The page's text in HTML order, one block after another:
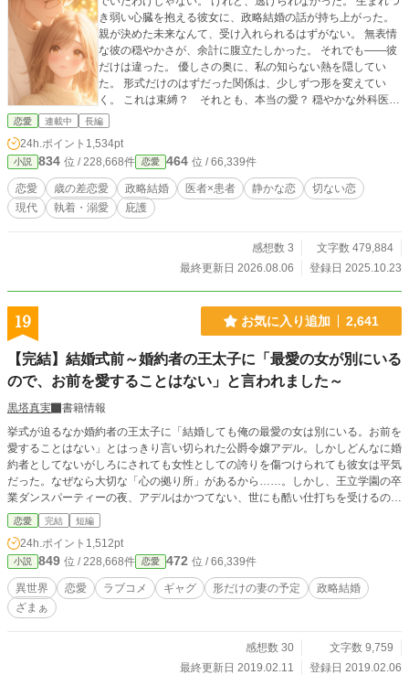
き弱い心臓を抱える彼女に、政略結婚の話が持ち上がった。
親が決めた未来なんて、受け入れられるはずがない。 無表情
な彼の穏やかさが、余計に腹立たしかった。 それでも――彼
だけは違った。 優しさの奥に、私の知らない熱を隠してい
た。 形式だけのはずだった関係は、少しずつ形を変えてい
く。 これは束縛？ それとも、本当の愛？ 穏やかな外科医に
包まれていく、静かで深い恋の物語。 ※この物語はフィクシ
架空であり、実在のものとは一切関係ありません。
恋愛 連載中 長編
24h.ポイント 1,534pt
小説 834 位 / 228,668件 恋愛 464 位 / 66,339件
恋愛 歳の差恋愛 政略結婚 医者×患者 静かな恋
切ない恋
現代
執着・溺愛 庇護
感想数 3
文字数 479,884
最終更新日 2026.08.06
登録日 2025.10.23
19 お気に入り追加 2,641
【完結】結婚式前～婚約者の王太子に「最愛の女が別にいる
ので、お前を愛することはない」と言われました～
黒塔真実
書籍情報
挙式が迫るなか婚約者の王太子に「結婚しても俺の最愛の女は別にいる。お前を
愛することはない」とはっきり言い切られた公爵令嬢アデル。しかしどんなに婚
約者としてないがしろにされても女性としての誇りを傷つけられても彼女は平気
だった。なぜなら大切な「心の拠り所」があるから……。しかし、王立学園の卒
業ダンスパーティーの夜、アデルはかつてない、世にも酷い仕打ちを受けるのだ
った―― ※神視点。■なろうにも別タイトルで重複投稿←【ジャンル日間4
位】。
恋愛 完結 短編
24h.ポイント 1,512pt
小説 849 位 / 228,668件 恋愛 472 位 / 66,339件
異世界 恋愛 ラブコメ ギャグ 形だけの妻の予定
政略結婚
ざまぁ
感想数 30
文字数 9,759
最終更新日 2019.02.11
登録日 2019.02.06